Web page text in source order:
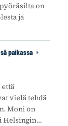
on
ja
paikassa
vielä tehdä
Moni on
Helsingin…